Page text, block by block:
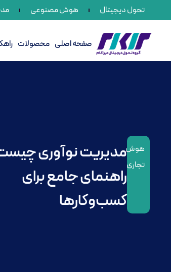
تحول دیجیتال هوش مصنوعی
صفحه اصلی محصولات
هوش
تجاری
مدیریت نوآوری
راهنمای جامع برای
کسب‌وکارها